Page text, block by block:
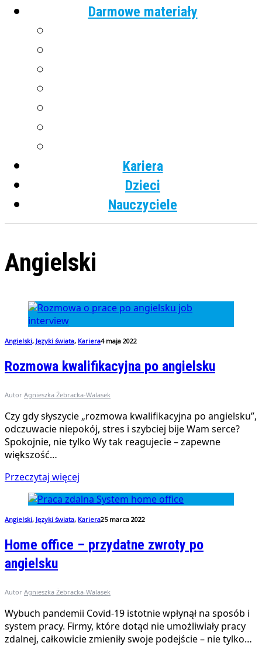
Darmowe materiały
Kariera
Dzieci
Nauczyciele
Angielski
Angielski, Języki świata, Kariera4 maja 2022
Rozmowa kwalifikacyjna po angielsku
Autor Agnieszka Żebracka-Walasek
Czy gdy słyszycie „rozmowa kwalifikacyjna po angielsku”,
odczuwacie niepokój, stres i szybciej bije Wam serce?
Spokojnie, nie tylko Wy tak reagujecie – zapewne
większość…
Przeczytaj więcej
Angielski, Języki świata, Kariera25 marca 2022
Home office – przydatne zwroty po
angielsku
Autor Agnieszka Żebracka-Walasek
Wybuch pandemii Covid-19 istotnie wpłynął na sposób i
system pracy. Firmy, które dotąd nie umożliwiały pracy
zdalnej, całkowicie zmieniły swoje podejście – nie tylko…